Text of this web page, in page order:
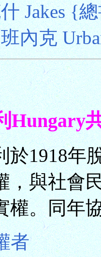
Jakes {
內克
Hungary
於1918年
，與社會
權。同年
者